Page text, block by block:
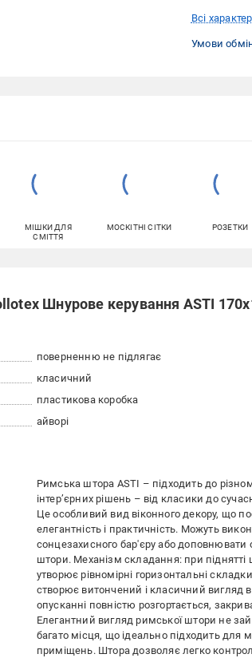
Всі
Умови
МІШКИ ДЛЯ
СМІТТЯ
МОСКІТНІ СІТКИ РОЗЕТКИ
Шнурове керування ASTI
поверненню не підлягає
класичний
пластикова коробка
айворі
Римська штора ASTI – підходить до
інтер’єрних рішень – від класики до
Це особливий вид віконного декору, що
елегантність і практичність. Можуть
сонцезахисного бар'єру або доповнювати
штори. Механізм складання: при піднятті
утворює рівномірні горизонтальні
створює витончений і класичний вигляд
опусканні повністю розгортається,
Елегантний вигляд римської штори не
багато місця, що ідеально підходить для
приміщень. Штора дозволяє легко